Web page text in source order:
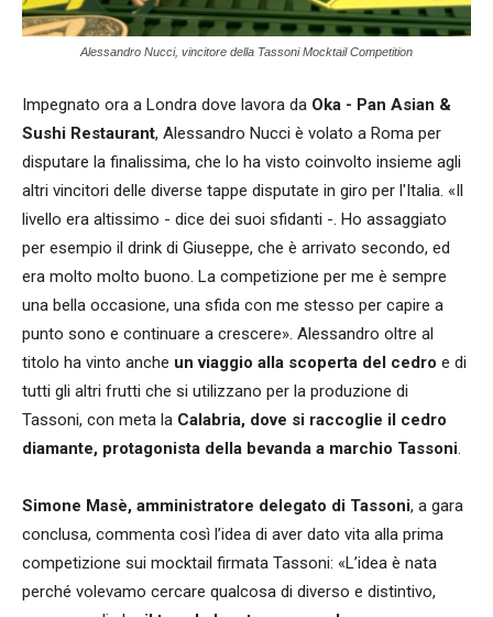
Alessandro Nucci, vincitore della Tassoni Mocktail Competition
Impegnato ora a Londra dove lavora da Oka - Pan Asian &
Sushi Restaurant, Alessandro Nucci è volato a Roma per
disputare la finalissima, che lo ha visto coinvolto insieme agli
altri vincitori delle diverse tappe disputate in giro per l'Italia. «Il
livello era altissimo - dice dei suoi sfidanti -. Ho assaggiato
per esempio il drink di Giuseppe, che è arrivato secondo, ed
era molto molto buono. La competizione per me è sempre
una bella occasione, una sfida con me stesso per capire a
punto sono e continuare a crescere». Alessandro oltre al
titolo ha vinto anche un viaggio alla scoperta del cedro e di
tutti gli altri frutti che si utilizzano per la produzione di
Tassoni, con meta la Calabria, dove si raccoglie il cedro
diamante, protagonista della bevanda a marchio Tassoni.
Simone Masè, amministratore delegato di Tassoni, a gara
conclusa, commenta così l’idea di aver dato vita alla prima
competizione sui mocktail firmata Tassoni: «L’idea è nata
perché volevamo cercare qualcosa di diverso e distintivo,